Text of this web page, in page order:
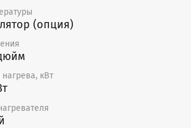
(опция)
кВт